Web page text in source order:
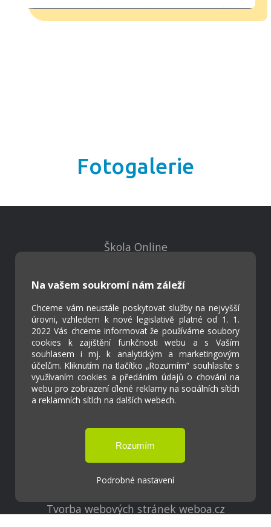
Fotogalerie
Na vašem soukromí nám záleží
Chceme vám neustále poskytovat služby na nejvyšší
úrovni, vzhledem k nové legislativě platné od 1. 1.
2022 Vás chceme informovat že používáme soubory
cookies k zajištění funkčnosti webu a s Vaším
souhlasem i mj. k analytickým a marketingovým
účelům. Kliknutím na tlačítko „Rozumím“ souhlasíte s
využívaním cookies a předáním údajů o chování na
webu pro zobrazení cílené reklamy na sociálních sítích
a reklamních sítích na dalších webech.
Podrobné nastavení
Škola Online
Projekty
Virtuální prohlídka
Cookies
Přístupnost
Přihlášení
Základní škola a Mateřská škola Ostrožská
Lhota
Tvorba webových stránek weboa.cz